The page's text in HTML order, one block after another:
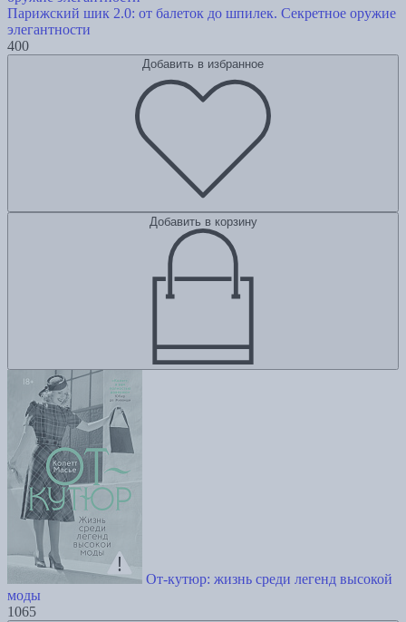
Парижский шик 2.0: от балеток до шпилек. Секретное оружие
элегантности
400
Добавить в избранное
Добавить в корзину
От-кутюр: жизнь среди легенд высокой
моды
1065